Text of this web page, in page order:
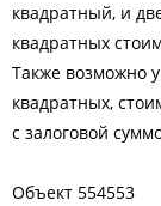
квадратный, и
квадратных
Также возможно
квадратных,
с залоговой
Объект 554553